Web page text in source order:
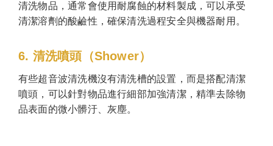
清洗物品，通常會使用耐腐蝕的材料製成，可以承受
清潔溶劑的酸鹼性，確保清洗過程安全與機器耐用。
6. 清洗噴頭（Shower）
有些超音波清洗機沒有清洗槽的設置，而是搭配清潔
噴頭，可以針對物品進行細部加強清潔，精準去除物
品表面的微小髒汙、灰塵。